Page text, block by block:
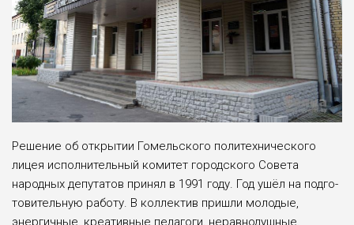
Решение об открытии Гомельского поли­технического
лицея исполнительный коми­тет городского Совета
народных депута­тов принял в 1991 году. Год ушёл на подго­
товительную работу. В коллектив пришли молодые,
энергичные, креативные педаго­ги, неравнодушные,